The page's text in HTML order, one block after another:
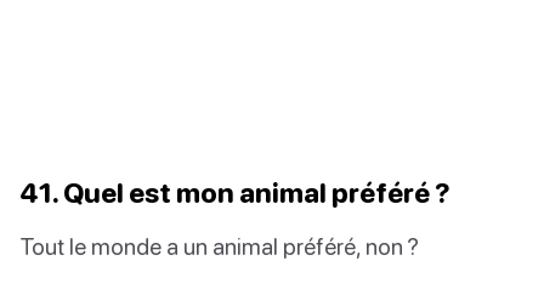
41. Quel est mon animal préféré ?
Tout le monde a un animal préféré, non ?